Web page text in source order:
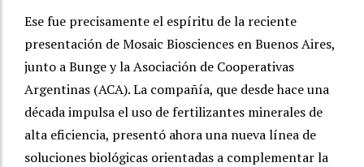
Ese fue precisamente el espíritu de la reciente
presentación de Mosaic Biosciences en Buenos Aires,
junto a Bunge y la Asociación de Cooperativas
Argentinas (ACA). La compañía, que desde hace una
década impulsa el uso de fertilizantes minerales de
alta eficiencia, presentó ahora una nueva línea de
soluciones biológicas orientadas a complementar la